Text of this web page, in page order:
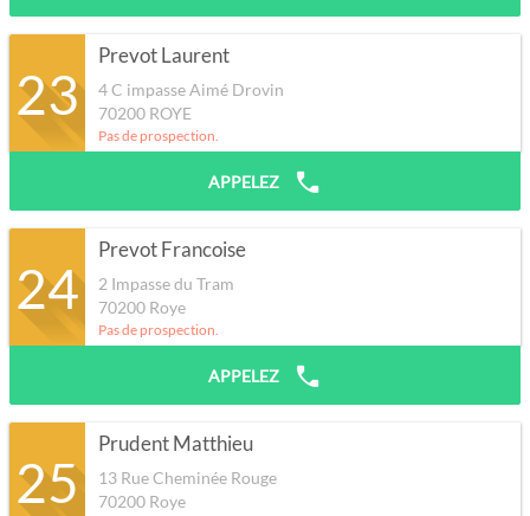
23
Prevot Laurent
4 C impasse Aimé Drovin
70200 ROYE
Pas de prospection.
APPELEZ
24
Prevot Francoise
2 Impasse du Tram
70200 Roye
Pas de prospection.
APPELEZ
25
Prudent Matthieu
13 Rue Cheminée Rouge
70200 Roye